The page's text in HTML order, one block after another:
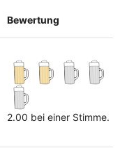
Bewertung
2.00 bei einer Stimme.